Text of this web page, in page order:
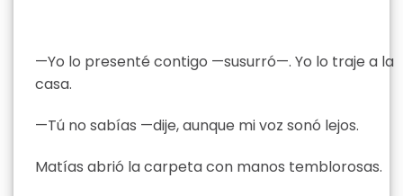
—Yo lo presenté contigo —susurró—. Yo lo traje a la
casa.
—Tú no sabías —dije, aunque mi voz sonó lejos.
Matías abrió la carpeta con manos temblorosas.